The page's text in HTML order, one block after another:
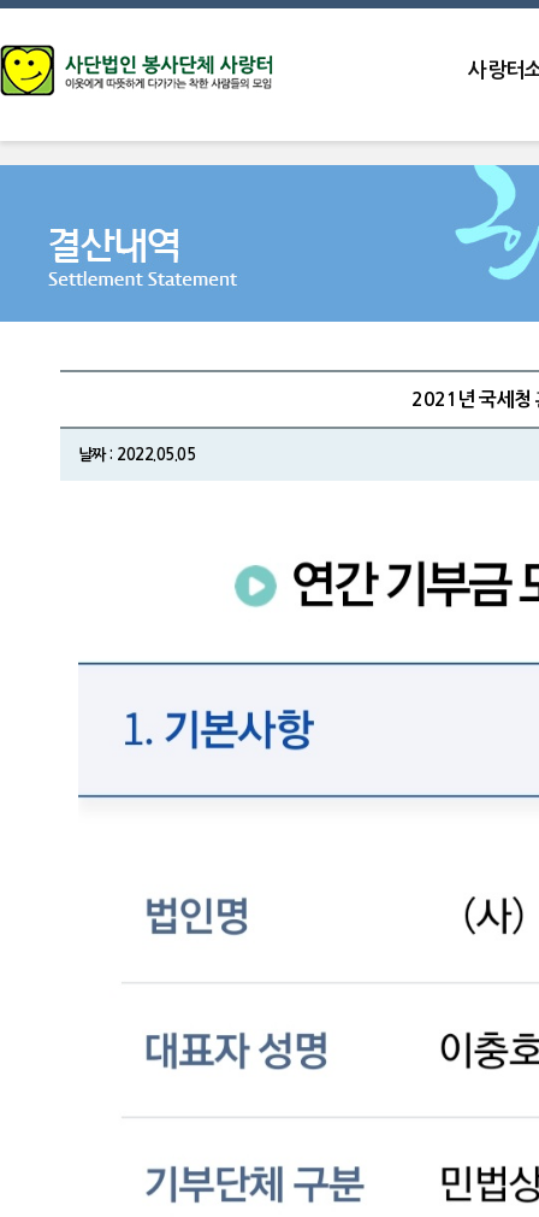
사랑터
2021년 국세청
날짜 : 2022.05.05